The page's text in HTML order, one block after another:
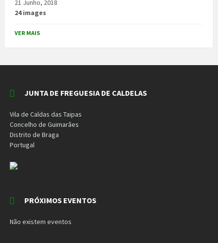
21 Junho, 2018
24 images
VER MAIS
JUNTA DE FREGUESIA DE CALDELAS
Vila de Caldas das Taipas
Concelho de Guimarães
Distrito de Braga
Portugal
PRÓXIMOS EVENTOS
Não existem eventos